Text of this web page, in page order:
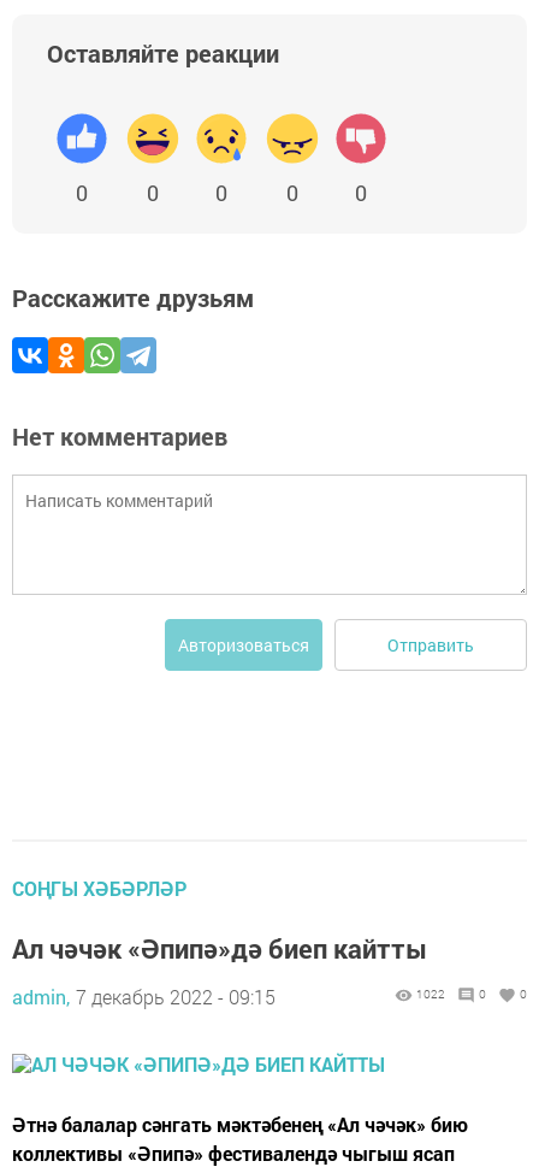
Оставляйте реакции
0 0 0 0 0
Расскажите друзьям
Нет комментариев
Авторизоваться Отправить
СОҢГЫ ХӘБӘРЛӘР
Ал чәчәк «Әпипә»дә биеп кайтты
admin, 7 декабрь 2022 - 09:15 1022 0 0
Әтнә балалар сәнгать мәктәбенең «Ал чәчәк» бию
коллективы «Әпипә» фестивалендә чыгыш ясап